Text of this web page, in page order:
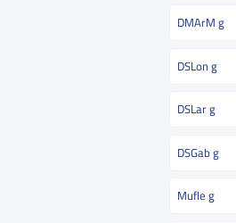
DMArM g
DSLon g
DSLar g
DSGab g
Mufle g